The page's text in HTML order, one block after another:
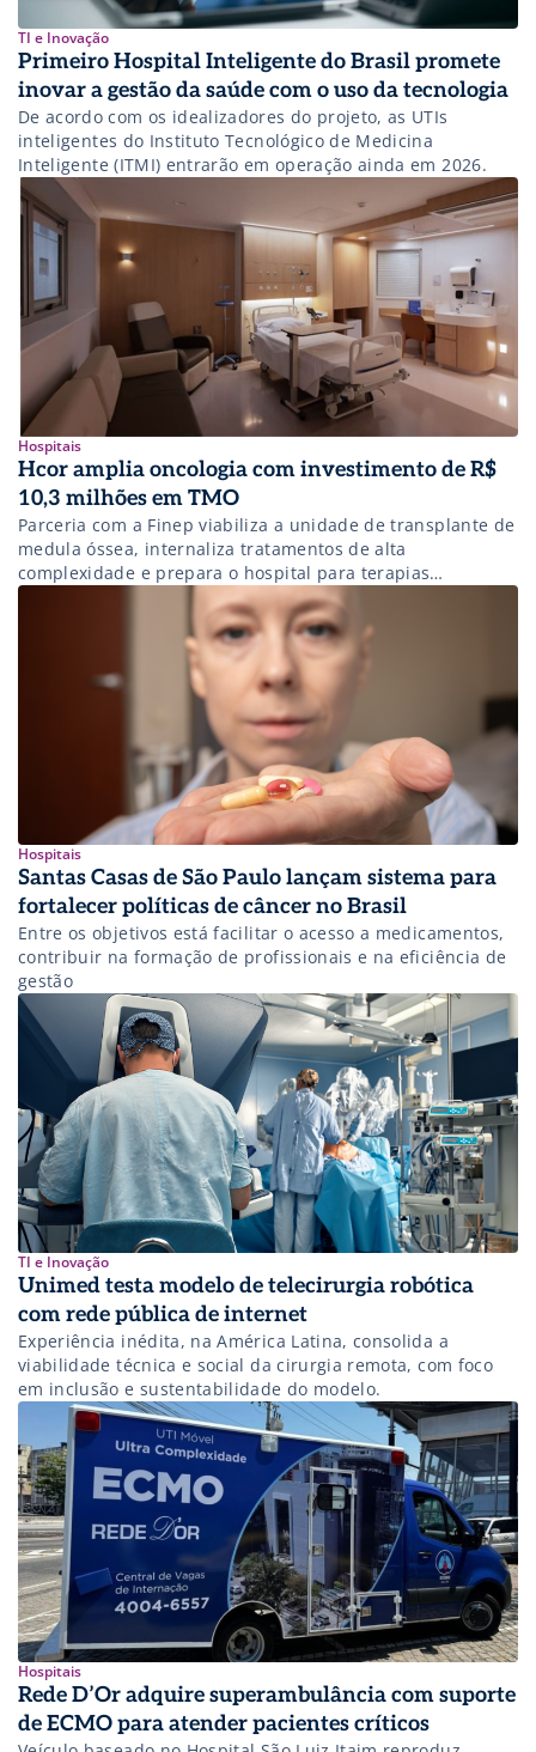
TI e Inovação
Primeiro Hospital Inteligente do Brasil promete
inovar a gestão da saúde com o uso da tecnologia
De acordo com os idealizadores do projeto, as UTIs
inteligentes do Instituto Tecnológico de Medicina
Inteligente (ITMI) entrarão em operação ainda em 2026.
Hospitais
Hcor amplia oncologia com investimento de R$
10,3 milhões em TMO
Parceria com a Finep viabiliza a unidade de transplante de
medula óssea, internaliza tratamentos de alta
complexidade e prepara o hospital para terapias
Hospitais
Santas Casas de São Paulo lançam sistema para
fortalecer políticas de câncer no Brasil
Entre os objetivos está facilitar o acesso a medicamentos,
contribuir na formação de profissionais e na eficiência de
gestão
TI e Inovação
Unimed testa modelo de telecirurgia robótica
com rede pública de internet
Experiência inédita, na América Latina, consolida a
viabilidade técnica e social da cirurgia remota, com foco
em inclusão e sustentabilidade do modelo.
Hospitais
Rede D’Or adquire superambulância com suporte
de ECMO para atender pacientes críticos